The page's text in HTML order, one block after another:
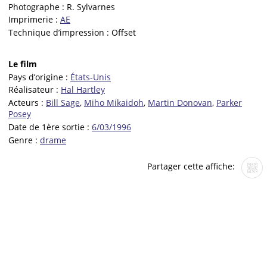
Photographe : R. Sylvarnes
Imprimerie : AE
Technique d’impression : Offset
Le film
Pays d’origine : États-Unis
Réalisateur : Hal Hartley
Acteurs : Bill Sage, Miho Mikaidoh, Martin Donovan, Parker
Posey
Date de 1ère sortie : 6/03/1996
Genre : drame
Partager cette affiche: